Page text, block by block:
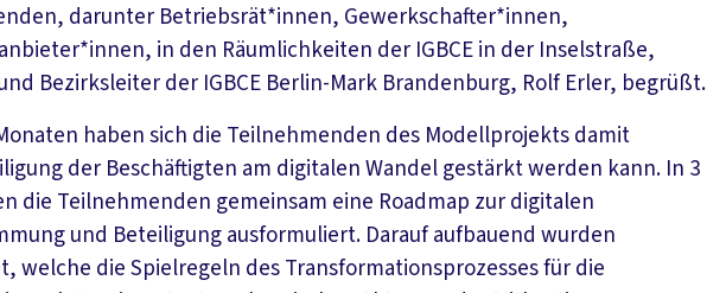
darunter Betriebsrät*innen, Gewerkschafter*innen,
in den Räumlichkeiten der IGBCE in der Inselstraße,
Bezirksleiter der IGBCE Berlin-Mark Brandenburg, Rolf Erler, begrüßt.
haben sich die Teilnehmenden des Modellprojekts damit
der Beschäftigten am digitalen Wandel gestärkt werden kann. In 3
die Teilnehmenden gemeinsam eine Roadmap zur digitalen
und Beteiligung ausformuliert. Darauf aufbauend wurden
welche die Spielregeln des Transformationsprozesses für die